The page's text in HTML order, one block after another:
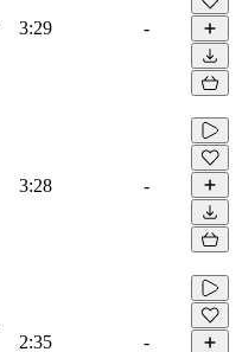
3:29 -
3:28 -
2:35 -